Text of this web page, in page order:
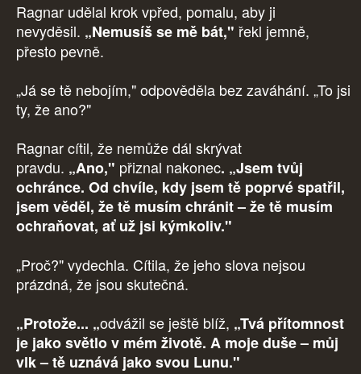
Ragnar udělal krok vpřed, pomalu, aby ji
nevyděsil. „Nemusíš se mě bát," řekl jemně,
přesto pevně.
„Já se tě nebojím," odpověděla bez zaváhání. „To jsi
ty, že ano?"
Ragnar cítil, že nemůže dál skrývat
pravdu. „Ano," přiznal nakonec. „Jsem tvůj
ochránce. Od chvíle, kdy jsem tě poprvé spatřil,
jsem věděl, že tě musím chránit – že tě musím
ochraňovat, ať už jsi kýmkoliv."
„Proč?" vydechla. Cítila, že jeho slova nejsou
prázdná, že jsou skutečná.
„Protože... „odvážil se ještě blíž, „Tvá přítomnost
je jako světlo v mém životě. A moje duše – můj
vlk – tě uznává jako svou Lunu."